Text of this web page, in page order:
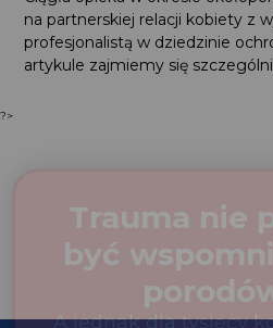
opieka w okresie
na partnerskiej relacji kobiety z
profesjonalistą w dziedzinie